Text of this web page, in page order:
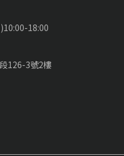
18:00
126-3號2樓